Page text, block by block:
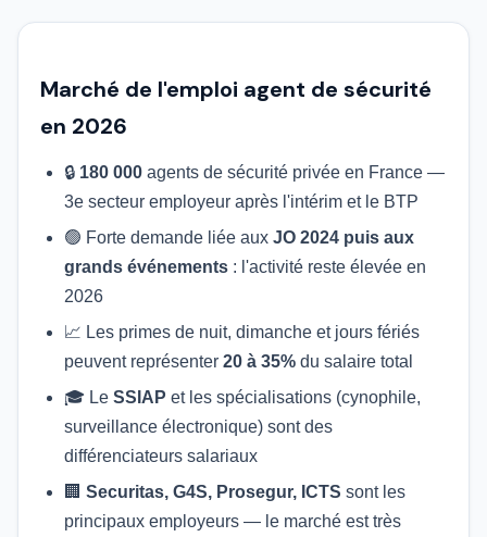
Marché de l'emploi agent de sécurité
en 2026
🔒 180 000 agents de sécurité privée en France —
3e secteur employeur après l'intérim et le BTP
🟢 Forte demande liée aux JO 2024 puis aux
grands événements : l'activité reste élevée en
2026
📈 Les primes de nuit, dimanche et jours fériés
peuvent représenter 20 à 35% du salaire total
🎓 Le SSIAP et les spécialisations (cynophile,
surveillance électronique) sont des
différenciateurs salariaux
🏢 Securitas, G4S, Prosegur, ICTS sont les
principaux employeurs — le marché est très